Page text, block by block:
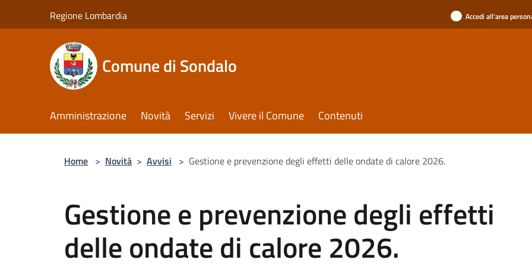
Regione Lombardia Accedi all'area
Comune di Sondalo
Amministrazione Novità Servizi Vivere il Comune Contenuti
Home > Novità > Avvisi > Gestione e prevenzione degli effetti delle ondate di calore 2026.
Gestione e prevenzione degli effetti
delle ondate di calore 2026.